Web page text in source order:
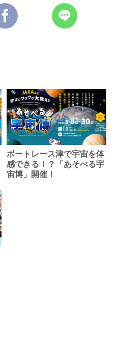
ボートレース津で宇宙を体
感できる！？「あそべる宇
宙博」開催！